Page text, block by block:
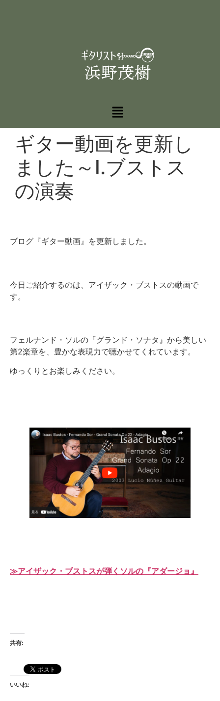
ギター動画を更新し
ました～I.ブストス
の演奏
ブログ『ギター動画』を更新しました。
今日ご紹介するのは、アイザック・ブストスの動画で
す。
フェルナンド・ソルの『グランド・ソナタ』から美しい
第2楽章を、豊かな表現力で聴かせてくれています。
ゆっくりとお楽しみください。
≫アイザック・ブストスが弾くソルの『アダージョ』
共有:
いいね: